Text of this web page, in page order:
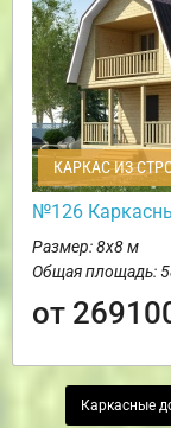
КАРКАС ИЗ
№126
Размер: 8х8 м
Общая площадь:
от
Каркасные